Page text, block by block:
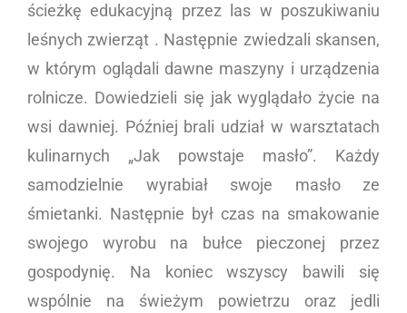
ścieżkę edukacyjną przez las w poszukiwaniu
leśnych zwierząt . Następnie zwiedzali skansen,
w którym oglądali dawne maszyny i urządzenia
rolnicze. Dowiedzieli się jak wyglądało życie na
wsi dawniej. Później brali udział w warsztatach
kulinarnych „Jak powstaje masło”. Każdy
samodzielnie wyrabiał swoje masło ze
śmietanki. Następnie był czas na smakowanie
swojego wyrobu na bułce pieczonej przez
gospodynię. Na koniec wszyscy bawili się
wspólnie na świeżym powietrzu oraz jedli